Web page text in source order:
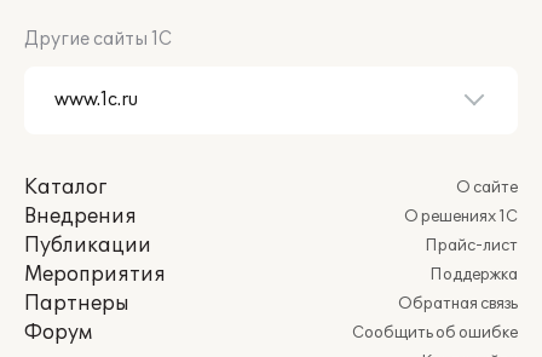
Другие сайты 1С
Каталог
Внедрения
Публикации
Мероприятия
Партнеры
Форум
О сайте
О решениях 1С
Прайс-лист
Поддержка
Обратная связь
Сообщить об ошибке